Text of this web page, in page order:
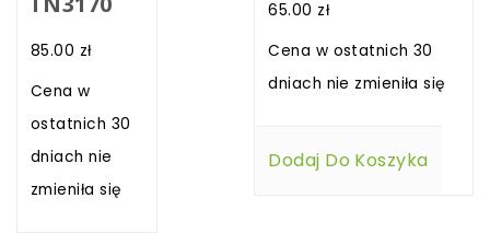
85.00 zł
Cena w
ostatnich 30
dniach nie
zmieniła się
65.00 zł
Cena w ostatnich 30
dniach nie zmieniła się
Dodaj Do Koszyka